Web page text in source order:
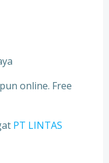
online. Free
PT LINTAS